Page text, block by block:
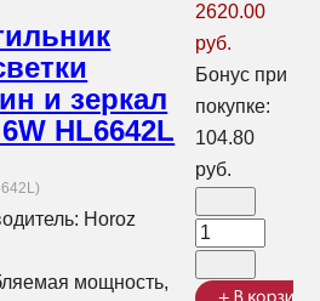
и зеркал
HL6642L
)
Horoz
мощность,
2620.00
руб.
Бонус при
покупке:
104.80
руб.